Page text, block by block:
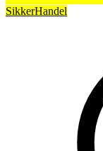
SikkerHandel